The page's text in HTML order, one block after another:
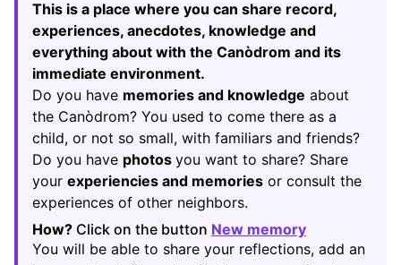
This is a place where you can share record,
experiences, anecdotes, knowledge and
everything about with the Canòdrom and its
immediate environment.
Do you have memories and knowledge about
the Canòdrom? You used to come there as a
child, or not so small, with familiars and friends?
Do you have photos you want to share? Share
your experiencies and memories or consult the
experiences of other neighbors.
How? Click on the button New memory
(Opens in
You will be able to share your reflections, add an